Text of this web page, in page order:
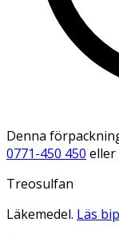
Denna
0771-450 450
Treosulfan
Läkemedel. Läs